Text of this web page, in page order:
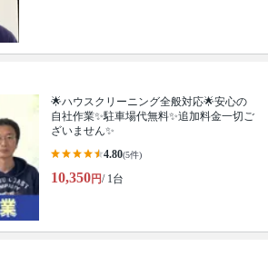
🌟ハウスクリーニング全般対応🌟安心の
自社作業✨️駐車場代無料✨️追加料金一切ご
ざいません✨
4.80(5件)
10,350円/ 1台